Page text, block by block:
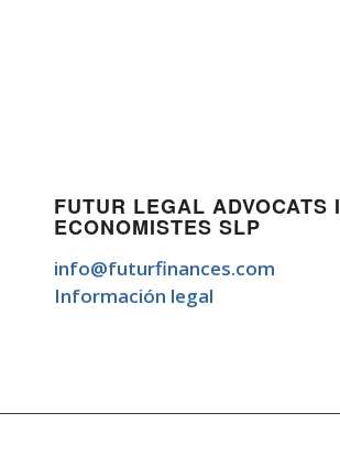
FUTUR LEGAL ADVOCATS I
ECONOMISTES SLP
info@futurfinances.com
Información legal